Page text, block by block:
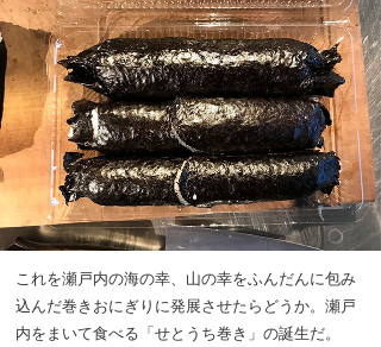
これを瀬戸内の海の幸、山の幸をふんだんに包み
込んだ巻きおにぎりに発展させたらどうか。瀬戸
内をまいて食べる「せとうち巻き」の誕生だ。